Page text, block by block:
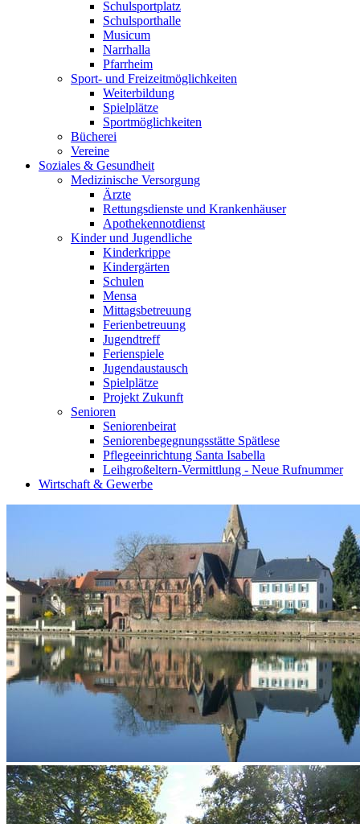
Schulsportplatz
Schulsporthalle
Musicum
Narrhalla
Pfarrheim
Sport- und Freizeitmöglichkeiten
Weiterbildung
Spielplätze
Sportmöglichkeiten
Bücherei
Vereine
Soziales & Gesundheit
Medizinische Versorgung
Ärzte
Rettungsdienste und Krankenhäuser
Apothekennotdienst
Kinder und Jugendliche
Kinderkrippe
Kindergärten
Schulen
Mensa
Mittagsbetreuung
Ferienbetreuung
Jugendtreff
Ferienspiele
Jugendaustausch
Spielplätze
Projekt Zukunft
Senioren
Seniorenbeirat
Seniorenbegegnungsstätte Spätlese
Pflegeeinrichtung Santa Isabella
Leihgroßeltern-Vermittlung - Neue Rufnummer
Wirtschaft & Gewerbe